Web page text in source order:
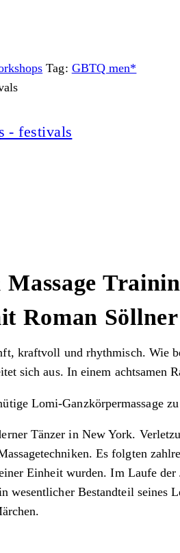
Tag: GBTQ men*
- festivals
Roman Söllner
kraftvoll und rhythmisch. Wie
sich aus. In einem achtsamen
Lomi-Ganzkörpermassage zu
Tänzer in New York.
Es folgten
Einheit wurden. Im Laufe
wesentlicher Bestandteil